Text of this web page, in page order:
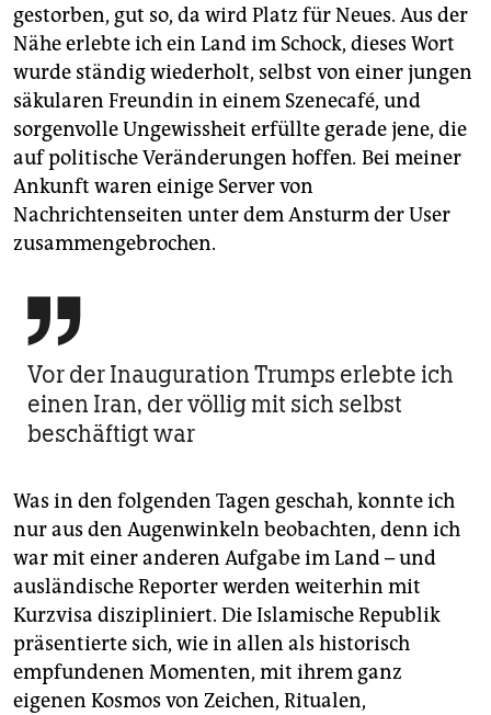
gestorben, gut so, da wird Platz für Neues. Aus der
Nähe erlebte ich ein Land im Schock, dieses Wort
wurde ständig wiederholt, selbst von einer jungen
säkularen Freundin in einem Szenecafé, und
sorgenvolle Ungewissheit erfüllte gerade jene, die
auf politische Veränderungen hoffen. Bei meiner
Ankunft waren einige Server von
Nachrichtenseiten unter dem Ansturm der User
zusammengebrochen.

Vor der Inauguration Trumps erlebte ich
einen Iran, der völlig mit sich selbst
beschäftigt war
Was in den folgenden Tagen geschah, konnte ich
nur aus den Augenwinkeln beobachten, denn ich
war mit einer anderen Aufgabe im Land – und
ausländische Reporter werden weiterhin mit
Kurzvisa diszipliniert. Die Islamische Republik
präsentierte sich, wie in allen als historisch
empfundenen Momenten, mit ihrem ganz
eigenen Kosmos von Zeichen, Ritualen,